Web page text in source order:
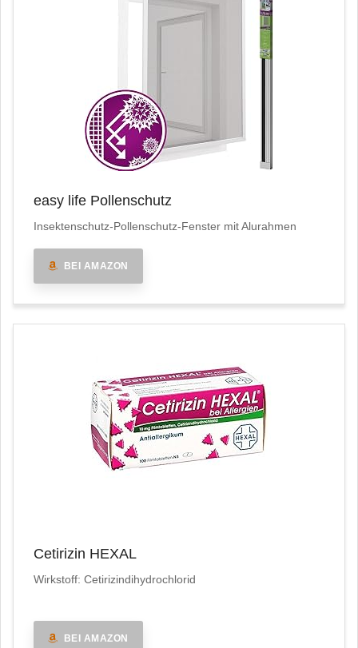
easy life Pollenschutz
Insektenschutz-Pollenschutz-Fenster mit Alurahmen
BEI AMAZON
Cetirizin HEXAL
Wirkstoff: Cetirizindihydrochlorid
BEI AMAZON